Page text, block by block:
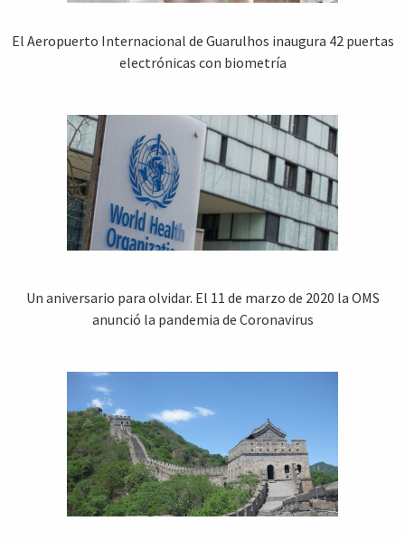
El Aeropuerto Internacional de Guarulhos inaugura 42 puertas
electrónicas con biometría
Un aniversario para olvidar. El 11 de marzo de 2020 la OMS
anunció la pandemia de Coronavirus